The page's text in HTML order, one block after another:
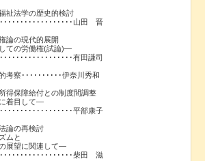
祉法学の歴史的検討
･････････山田 晋
論の現代的展開
ての労働権(試論)―
････････有田謙司
考察･･････････伊奈川秀和
得保障給付との制度間調整
着目して―
･････････平部康子
論の再検討
ムと
展望に関連して―
･････････柴田 滋